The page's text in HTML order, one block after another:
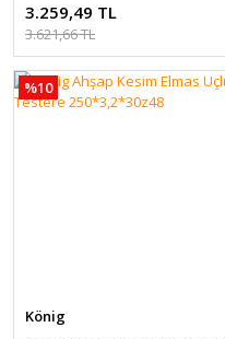
3.259,49 TL
3.621,66 TL
%10
König